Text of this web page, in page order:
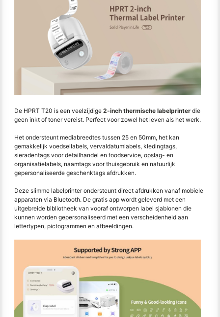
De HPRT T20 is een veelzijdige 2-inch thermische labelprinter die
geen inkt of toner vereist. Perfect voor zowel het leven als het werk.
Het ondersteunt mediabreedtes tussen 25 en 50mm, het kan
gemakkelijk voedsellabels, vervaldatumlabels, kledingtags,
sieradentags voor detailhandel en foodservice, opslag- en
organisatielabels, naamtags voor thuisgebruik en natuurlijk
gepersonaliseerde geschenktags afdrukken.
Deze slimme labelprinter ondersteunt direct afdrukken vanaf mobiele
apparaten via Bluetooth. De gratis app wordt geleverd met een
uitgebreide bibliotheek van vooraf ontworpen label sjablonen die
kunnen worden gepersonaliseerd met een verscheidenheid aan
lettertypen, pictogrammen en afbeeldingen.